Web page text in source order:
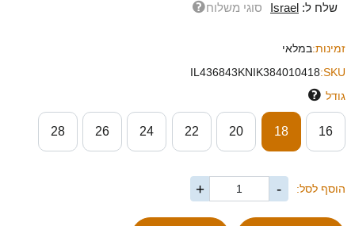
שלח ל: Israel סוגי משלוח
זמינות:במלאי
SKU:
IL436843KNIK384010418
גודל
16
18
20
22
24
26
28
הוסף לסל: -
+